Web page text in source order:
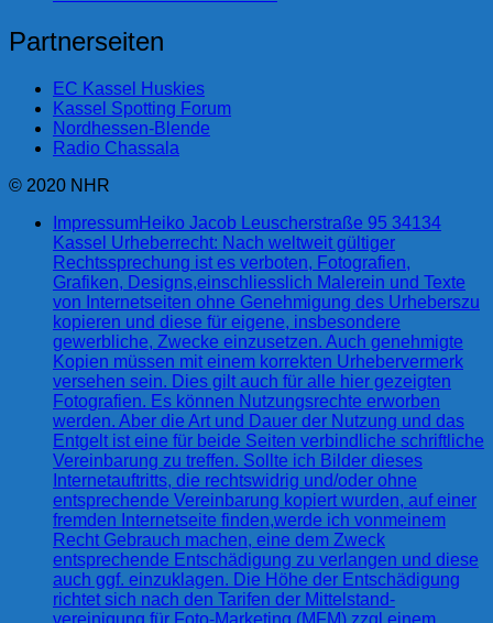
Partnerseiten
EC Kassel Huskies
Kassel Spotting Forum
Nordhessen-Blende
Radio Chassala
© 2020 NHR
ImpressumHeiko Jacob Leuscherstraße 95 34134
Kassel Urheberrecht: Nach weltweit gültiger
Rechtssprechung ist es verboten, Fotografien,
Grafiken, Designs,einschliesslich Malerein und Texte
von Internetseiten ohne Genehmigung des Urheberszu
kopieren und diese für eigene, insbesondere
gewerbliche, Zwecke einzusetzen. Auch genehmigte
Kopien müssen mit einem korrekten Urhebervermerk
versehen sein. Dies gilt auch für alle hier gezeigten
Fotografien. Es können Nutzungsrechte erworben
werden. Aber die Art und Dauer der Nutzung und das
Entgelt ist eine für beide Seiten verbindliche schriftliche
Vereinbarung zu treffen. Sollte ich Bilder dieses
Internetauftritts, die rechtswidrig und/oder ohne
entsprechende Vereinbarung kopiert wurden, auf einer
fremden Internetseite finden,werde ich vonmeinem
Recht Gebrauch machen, eine dem Zweck
entsprechende Entschädigung zu verlangen und diese
auch ggf. einzuklagen. Die Höhe der Entschädigung
richtet sich nach den Tarifen der Mittelstand-
vereinigung für Foto-Marketing (MFM) zzgl.einem